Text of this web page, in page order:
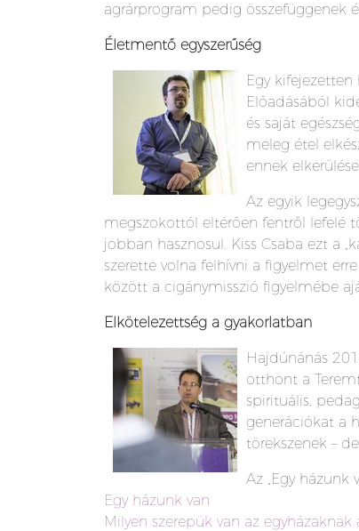
agrárprogram pedig összefüggenek
Életmentő egyszerűség
Egy
Előadásából
és saját
meleg étel
ennek
Az egyik
megszokottól eltérően fentről lefelé
jobban hasznosul. Kiss Csaba ezt a
szerette volna felhívni a figyelmet
között a cigánymisszió figyelmébe
Elkötelezettség a gyakorlatban
Hajdúnánás
otthont a
spirituális,
generációkat a
törekszenek –
Az „Egy
Egy házunk van
Milyen szerepük van az